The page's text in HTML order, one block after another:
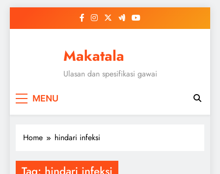
Makatala
Ulasan dan spesifikasi gawai
MENU
Home hindari infeksi